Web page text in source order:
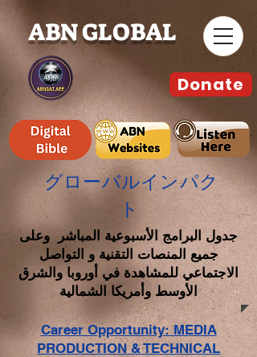
ABN GLOBAL
グローバルインパク
ト
جدول البرامج الأسبوعية المباشر وعلى
جميع المنصات التقنية و التواصل
الاجتماعي للمشاهدة في أوروبا والشرق
الأوسط وأمريكا الشمالية
Donate
Career Opportunity: MEDIA
PRODUCTION & TECHNICAL